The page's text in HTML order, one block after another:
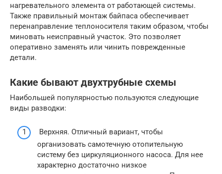
нагревательного элемента от работающей системы.
Также правильный монтаж байпаса обеспечивает
перенаправление теплоносителя таким образом, чтобы
миновать неисправный участок. Это позволяет
оперативно заменять или чинить поврежденные
детали.
Какие бывают двухтрубные схемы
Наибольшей популярностью пользуются следующие
виды разводки:
Верхняя. Отличный вариант, чтобы
организовать самотечную отопительную
систему без циркуляционного насоса. Для нее
характерно достаточно низкое